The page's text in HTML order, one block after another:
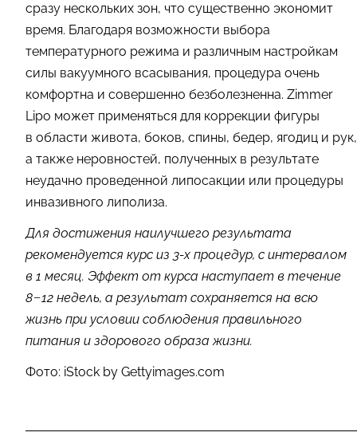
сразу нескольких зон, что существенно экономит
время. Благодаря возможности выбора
температурного режима и различным настройкам
силы вакуумного всасывания, процедура очень
комфортна и совершенно безболезненна. Zimmer
Lipo может применяться для коррекции фигуры
в области живота, боков, спины, бедер, ягодиц и рук,
а также неровностей, полученных в результате
неудачно проведенной липосакции или процедуры
инвазивного липолиза.
Для достижения наилучшего результата
рекомендуется курс из 3-х процедур, с интервалом
в 1 месяц. Эффект от курса наступает в течение
8−12 недель, а результат сохраняется на всю
жизнь при условии соблюдения правильного
питания и здорового образа жизни.
Фото: iStock by Gettyimages.com